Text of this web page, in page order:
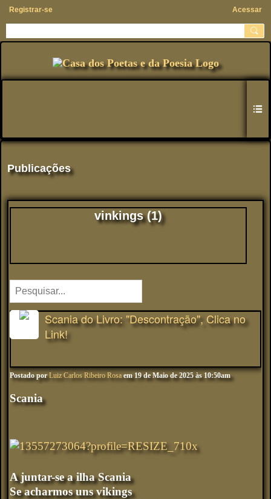
Registrar-se Acessar
Publicações
vinkings (1)
Scania do Livro: "Descontração", Clica no
Link!
Postado porLuiz Carlos Ribeiro Rosa em 19 de Maio de 2025 às 10:50am
Scania
A juntar-se a ilha Scania
Se acharmos uns vikings